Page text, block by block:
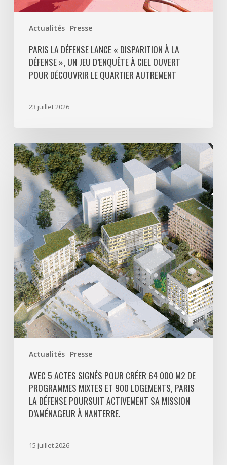
Actualités Presse
ciel
découvrir
quartier
PARIS LA DÉFENSE LANCE « DISPARITION À LA
DÉFENSE », UN JEU D’ENQUÊTE À CIEL OUVERT
POUR DÉCOUVRIR LE QUARTIER AUTREMENT
23 juillet 2026
Actualités Presse
Avec
5
actes
signés
pour
créer
000
m2
de
programmes
mixtes
et
900
logements,
Défense
poursuit
activement
AVEC 5 ACTES SIGNÉS POUR CRÉER 64 000 M2 DE
PROGRAMMES MIXTES ET 900 LOGEMENTS, PARIS
LA DÉFENSE POURSUIT ACTIVEMENT SA MISSION
D’AMÉNAGEUR À NANTERRE.
15 juillet 2026